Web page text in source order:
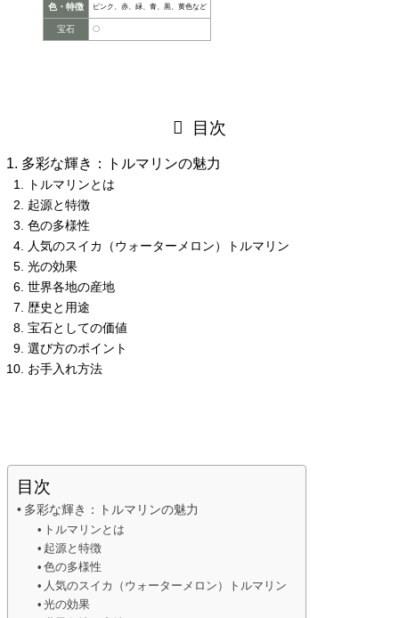
色・特徴 ピンク、赤、緑、青、黒、黄色など
宝石 〇
目次
多彩な輝き：トルマリンの魅力
トルマリンとは
起源と特徴
色の多様性
人気のスイカ（ウォーターメロン）トルマリン
光の効果
世界各地の産地
歴史と用途
宝石としての価値
選び方のポイント
お手入れ方法
目次
多彩な輝き：トルマリンの魅力
トルマリンとは
起源と特徴
色の多様性
人気のスイカ（ウォーターメロン）トルマリン
光の効果